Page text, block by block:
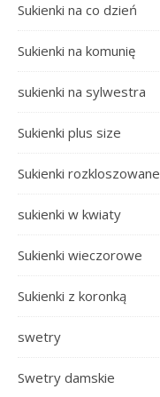
Sukienki na co dzień
Sukienki na komunię
sukienki na sylwestra
Sukienki plus size
Sukienki rozkloszowane
sukienki w kwiaty
Sukienki wieczorowe
Sukienki z koronką
swetry
Swetry damskie